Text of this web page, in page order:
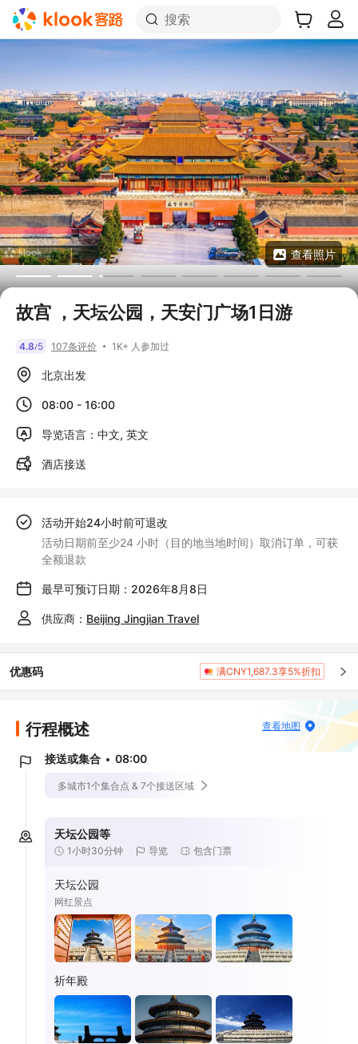
搜索
查看照片
故宫 ，天坛公园，天安门广场1日游
4.8/5 107条评价 1K+ 人参加过
北京出发
08:00 - 16:00
导览语言：中文, 英文
酒店接送
活动开始24小时前可退改
活动日期前至少24 小时（目的地当地时间）取消订单，可获
全额退款
最早可预订日期：2026年8月8日
供应商： Beijing Jingjian Travel
优惠码 满CNY1,687.3享5%折扣
行程概述 查看地图
接送或集合 08:00
多城市1个集合点 & 7个接送区域
天坛公园等
1小时30分钟 导览 包含门票
天坛公园
网红景点
祈年殿